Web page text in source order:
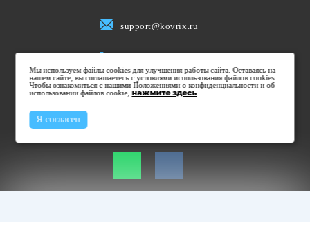
support@kovrix.ru
Пн-Пт: 10:00 - 19:00
Мы используем файлы cookies для улучшения работы сайта. Оставаясь на
нашем сайте, вы соглашаетесь с условиями использования файлов cookies.
Чтобы ознакомиться с нашими Положениями о конфиденциальности и об
использовании файлов cookie,нажмите здесь.
Я согласен